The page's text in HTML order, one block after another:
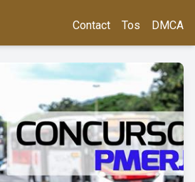
Contact Tos DMCA